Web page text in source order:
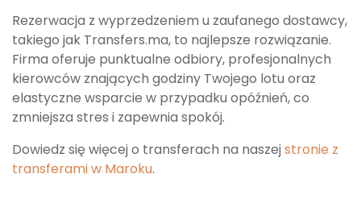
Rezerwacja z wyprzedzeniem u zaufanego dostawcy,
takiego jak Transfers.ma, to najlepsze rozwiązanie.
Firma oferuje punktualne odbiory, profesjonalnych
kierowców znających godziny Twojego lotu oraz
elastyczne wsparcie w przypadku opóźnień, co
zmniejsza stres i zapewnia spokój.
Dowiedz się więcej o transferach na naszejstronie z
transferami w Maroku.